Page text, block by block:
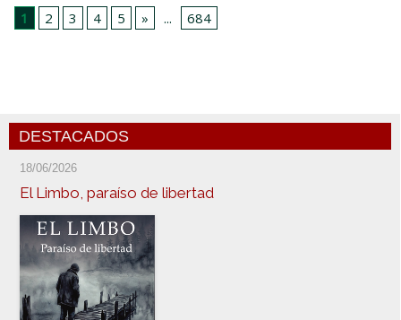
1
2 3 4 5 » ... 684
DESTACADOS
18/06/2026
El Limbo, paraíso de libertad